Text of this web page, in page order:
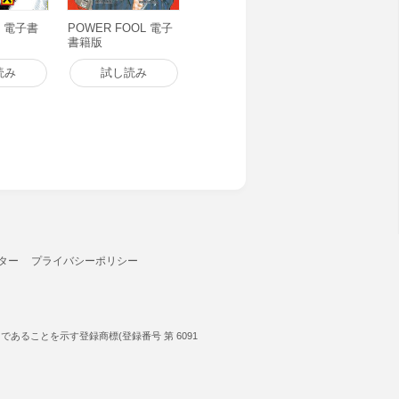
電子書
み
POWER FOOL 電子
書籍版
試し読み
ー プライバシーポリシー
あることを示す登録商標(登録番号 第 6091